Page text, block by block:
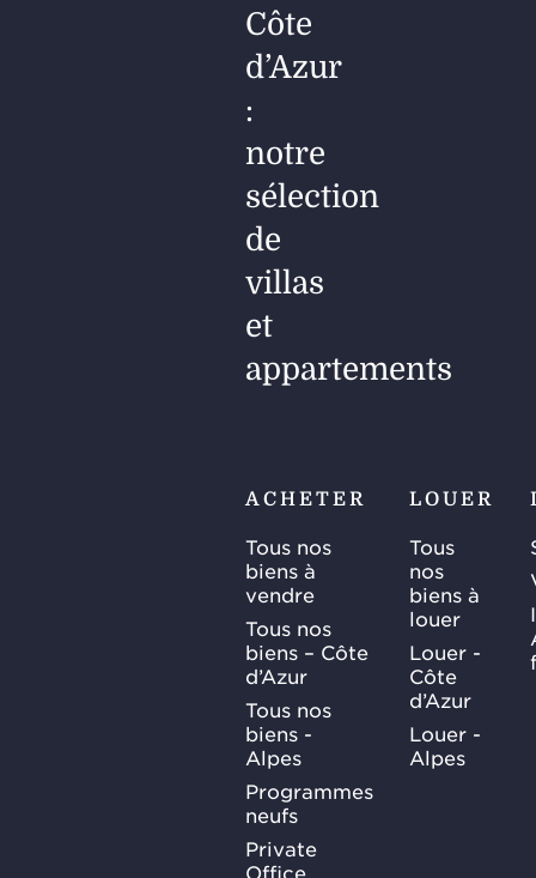
Côte
d’Azur
:
notre
sélection
de
villas
et
appartements
ACHETER
Tous nos
biens à
vendre
Tous nos
biens – Côte
d’Azur
Tous nos
biens -
Alpes
Programmes
neufs
Private
Office
LOUER
Tous
nos
biens à
louer
Louer -
Côte
d’Azur
Louer -
Alpes